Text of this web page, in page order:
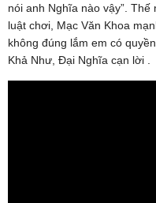
nói anh Nghĩa nào vậy”.
luật chơi, Mạc Văn Khoa
không đúng lắm em có
Khả Như, Đại Nghĩa cạn lời .